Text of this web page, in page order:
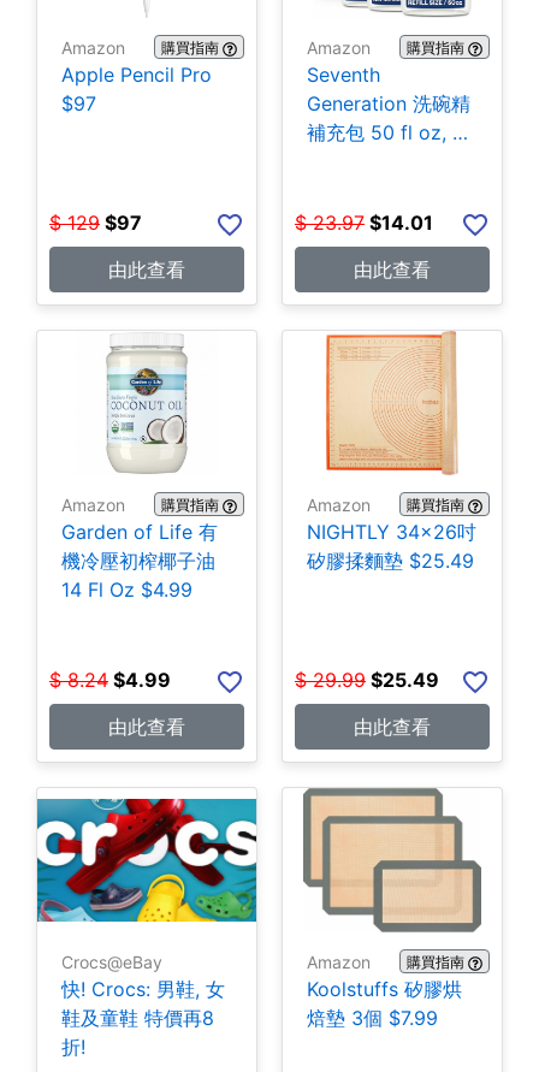
Amazon 購買指南
Apple Pencil Pro
$97
$ 129 $97
由此查看
Amazon 購買指南
Seventh
Generation 洗碗精
補充包 50 fl oz, 3
$ 23.97 $14.01
由此查看
Amazon 購買指南
Garden of Life 有
機冷壓初榨椰子油
14 Fl Oz $4.99
$ 8.24 $4.99
由此查看
Amazon 購買指南
NIGHTLY 34x26吋
矽膠揉麵墊 $25.49
$ 29.99 $25.49
由此查看
Crocs@eBay
快! Crocs: 男鞋, 女
鞋及童鞋 特價再8
折!
Amazon 購買指南
Koolstuffs 矽膠烘
焙墊 3個 $7.99